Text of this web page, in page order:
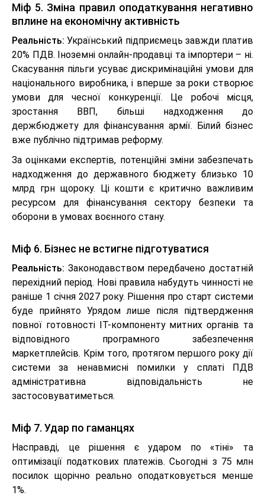
Міф 5. Зміна правил оподаткування негативно
вплине на економічну активність
Реальність: Український підприємець завжди платив
20% ПДВ. Іноземні онлайн-продавці та імпортери – ні.
Скасування пільги усуває дискримінаційні умови для
національного виробника, і вперше за роки створює
умови для чесної конкуренції. Це робочі місця,
зростання ВВП, більші надходження до
держбюджету для фінансування армії. Білий бізнес
вже публічно підтримав реформу.
За оцінками експертів, потенційні зміни забезпечать
надходження до державного бюджету близько 10
млрд грн щороку. Ці кошти є критично важливим
ресурсом для фінансування сектору безпеки та
оборони в умовах воєнного стану.
Міф 6. Бізнес не встигне підготуватися
Реальність: Законодавством передбачено достатній
перехідний період. Нові правила набудуть чинності не
раніше 1 січня 2027 року. Рішення про старт системи
буде прийнято Урядом лише після підтвердження
повної готовності ІТ-компоненту митних органів та
відповідного програмного забезпечення
маркетплейсів. Крім того, протягом першого року дії
системи за ненавмисні помилки у сплаті ПДВ
адміністративна відповідальність не
застосовуватиметься.
Міф 7. Удар по гаманцях
Насправді, це рішення є ударом по «тіні» та
оптимізації податкових платежів. Сьогодні з 75 млн
посилок щорічно реально оподатковується менше
1%.